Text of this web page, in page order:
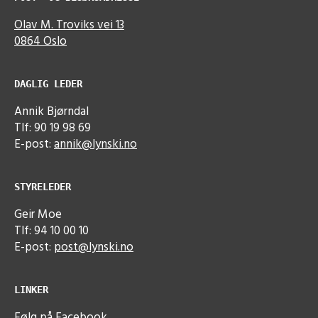
Olav M. Troviks vei 13
0864 Oslo
DAGLIG LEDER
Annik Bjørndal
Tlf: 90 19 98 69
E-post:annik@lynski.no
STYRELEDER
Geir Moe
Tlf: 94 10 00 10
E-post: post@lynski.no
LINKER